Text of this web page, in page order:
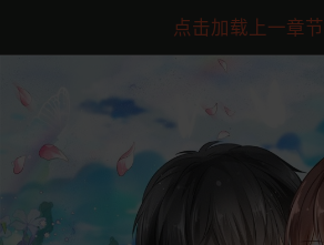
点击加载上一章节